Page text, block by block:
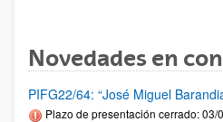
Novedades en
PIFG22/64: “José Miguel
Plazo de presentación cerrado: